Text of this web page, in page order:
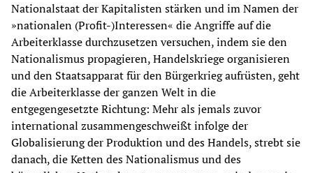
Nationalstaat der Kapitalisten stärken und im Namen der
»nationalen (Profit-)Interessen« die Angriffe auf die
Arbeiterklasse durchzusetzen versuchen, indem sie den
Nationalismus propagieren, Handelskriege organisieren
und den Staatsapparat für den Bürgerkrieg aufrüsten, geht
die Arbeiterklasse der ganzen Welt in die
entgegengesetzte Richtung: Mehr als jemals zuvor
international zusammengeschweißt infolge der
Globalisierung der Produktion und des Handels, strebt sie
danach, die Ketten des Nationalismus und des